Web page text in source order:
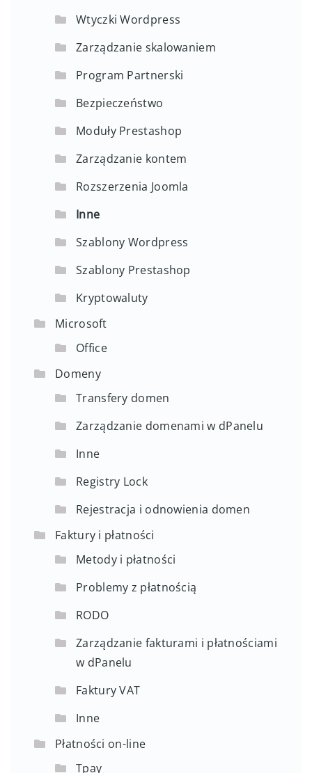
Wtyczki Wordpress
Zarządzanie skalowaniem
Program Partnerski
Bezpieczeństwo
Moduły Prestashop
Zarządzanie kontem
Rozszerzenia Joomla
Inne
Szablony Wordpress
Szablony Prestashop
Kryptowaluty
Microsoft
Office
Domeny
Transfery domen
Zarządzanie domenami w dPanelu
Inne
Registry Lock
Rejestracja i odnowienia domen
Faktury i płatności
Metody i płatności
Problemy z płatnością
RODO
Zarządzanie fakturami i płatnościami
w dPanelu
Faktury VAT
Inne
Płatności on-line
Tpay